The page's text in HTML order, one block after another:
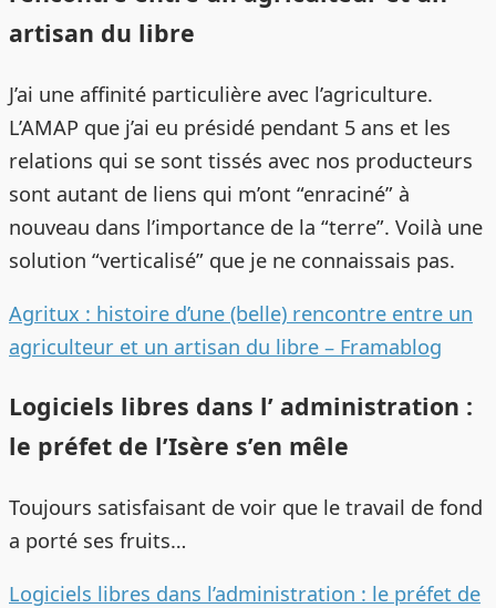
artisan du libre
J’ai une affinité particulière avec l’agriculture.
L’AMAP que j’ai eu présidé pendant 5 ans et les
relations qui se sont tissés avec nos producteurs
sont autant de liens qui m’ont “enraciné” à
nouveau dans l’importance de la “terre”. Voilà une
solution “verticalisé” que je ne connaissais pas.
Agritux : histoire d’une (belle) rencontre entre un
agriculteur et un artisan du libre – Framablog
Logiciels libres dans l’ administration :
le préfet de l’Isère s’en mêle
Toujours satisfaisant de voir que le travail de fond
a porté ses fruits…
Logiciels libres dans l’administration : le préfet de